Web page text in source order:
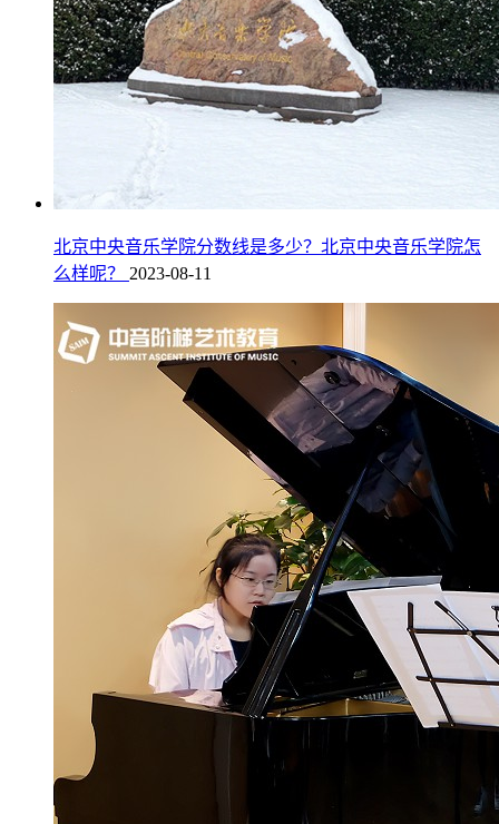
北京中央音乐学院分数线是多少？北京中央音乐学院怎
么样呢？ 2023-08-11